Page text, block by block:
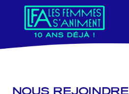
contenu
NOUS REJOINDRE